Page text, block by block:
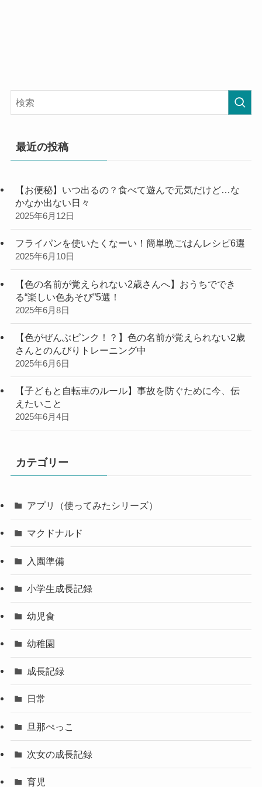
最近の投稿
【お便秘】いつ出るの？食べて遊んで元気だけど…な
かなか出ない日々
2025年6月12日
フライパンを使いたくなーい！簡単晩ごはんレシピ6選
2025年6月10日
【色の名前が覚えられない2歳さんへ】おうちででき
る“楽しい色あそび”5選！
2025年6月8日
【色がぜんぶピンク！？】色の名前が覚えられない2歳
さんとのんびりトレーニング中
2025年6月6日
【子どもと自転車のルール】事故を防ぐために今、伝
えたいこと
2025年6月4日
カテゴリー
アプリ（使ってみたシリーズ）
マクドナルド
入園準備
小学生成長記録
幼児食
幼稚園
成長記録
日常
旦那ぺっこ
次女の成長記録
育児